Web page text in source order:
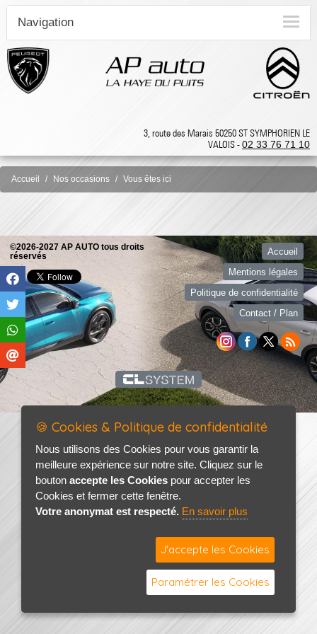
Navigation
3, route des Marais 50250 ST SYMPHORIEN LE
VALOIS -02 33 76 71 10
Accueil Nos occasions Vous êtes ici
©2026-2027 AP AUTO tous droits
réservés
Accueil
Mentions légales
Politique de confidentialité
Contact / Plan
🍪 Cookies & Politique de confidentialité
Nous utilisons des Cookies pour vous garantir la
meilleure expérience sur notre site. Cliquez sur le
bouton accepte les Cookies pour accepter les
Cookies et fermer cette fenêtre.
Votre anonymat est respecté. En savoir plus
J'accepte les Cookies
Paramétrer les Cookies